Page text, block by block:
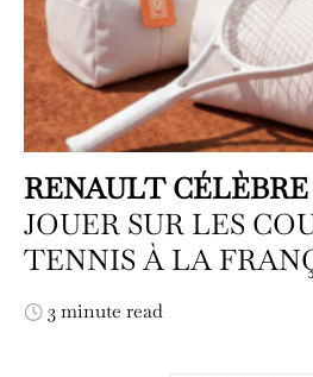
RENAULT CÉLÈBRE
JOUER SUR LES
TENNIS À LA
3 minute read